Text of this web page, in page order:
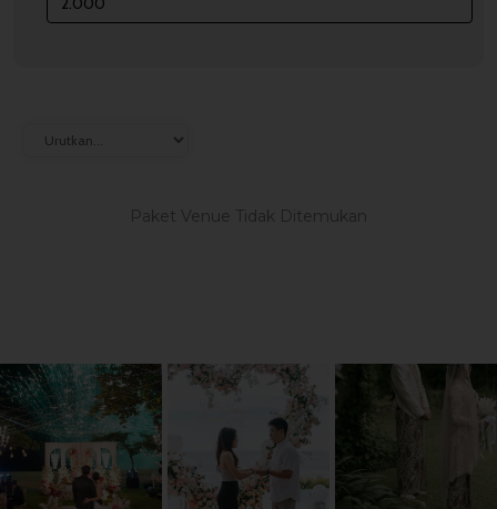
Paket Venue Tidak Ditemukan